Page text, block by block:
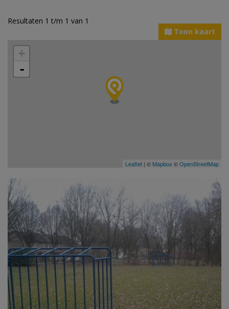
Resultaten 1 t/m 1 van 1
Toon kaart
+
-
Leaflet | © Mapbox ©OpenStreetMap